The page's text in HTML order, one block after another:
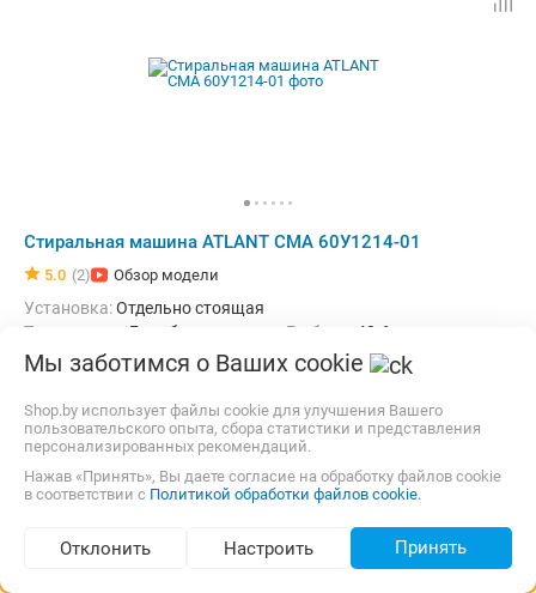
Подбор по параметрам (более 5 000)
Стиральная машина ATLANT СМА 60У1214-01
5.0 (2) Обзор модели
Установка:Отдельно стоящая
Тип машины: Барабанного типа Глубина:
40.6 см
загрузка:Фронтальная
Количество программ:18 Класс энергопотребления:
Материал бака:Пластик
Дополнительные функции:Антибактериальное покрытие,
Безопасность:Защита от детей, Защита от перепадов
Ширина:59.6 см
Бесплатная,завтра
Самовывоз
карта, наличные, рассрочка, ОПЛАТИ, кредит
от953,00p. 26 предложений
Мы заботимся о Ваших cookie
Shop.by использует файлы cookie для улучшения Вашего
пользовательского опыта, сбора статистики и представления
персонализированных рекомендаций.
Нажав «Принять», Вы даете согласие на обработку файлов cookie
в соответствии с Политикой обработки файлов cookie.
Отклонить Настроить Принять